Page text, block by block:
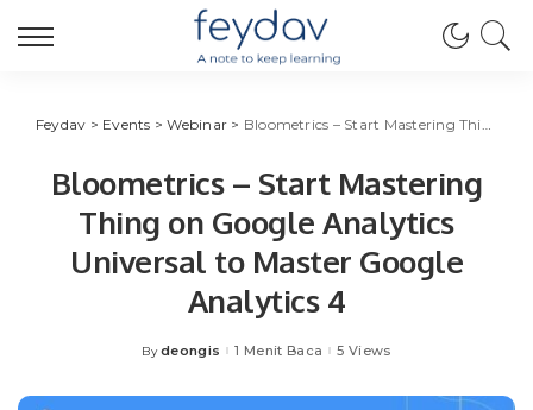
Feydav > Events >Webinar > Bloometrics – Start Mastering Thing on Google Analytics Universal to Master Google Analytics 4
Bloometrics – Start Mastering
Thing on Google Analytics
Universal to Master Google
Analytics 4
Posted
By deongis 1 Menit Baca 5 Views